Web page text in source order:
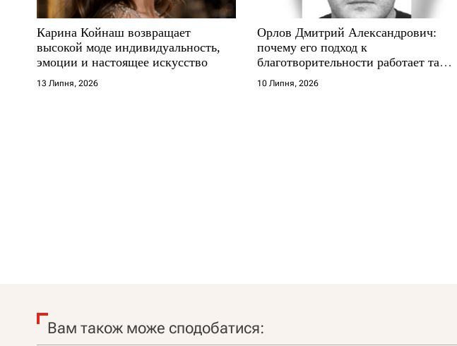
Карина Койнаш возвращает
высокой моде индивидуальность,
эмоции и настоящее искусство
13 Липня, 2026
Орлов Дмитрий Александрович:
почему его подход к
благотворительности работает там,
где другие не выдерживают
10 Липня, 2026
Вам також може сподобатися: